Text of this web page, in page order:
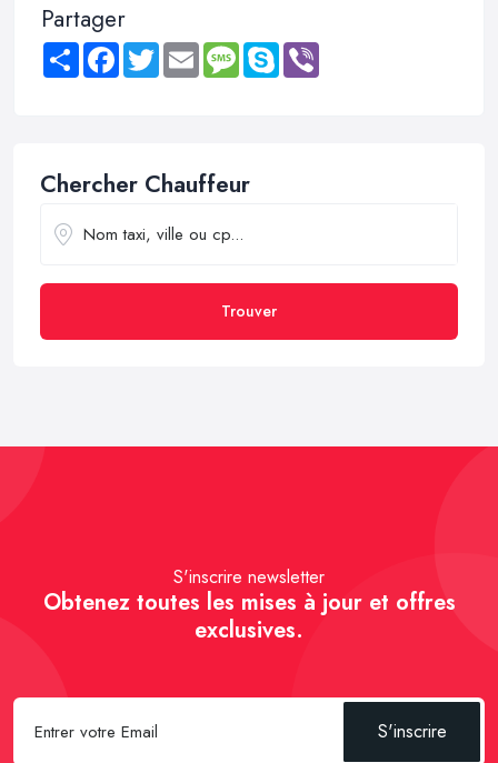
Partager
Share FacebookTwitter Email MessageSkype
Chercher Chauffeur
Trouver
S'inscrire newsletter
Obtenez toutes les mises à jour et offres
exclusives.
S'inscrire